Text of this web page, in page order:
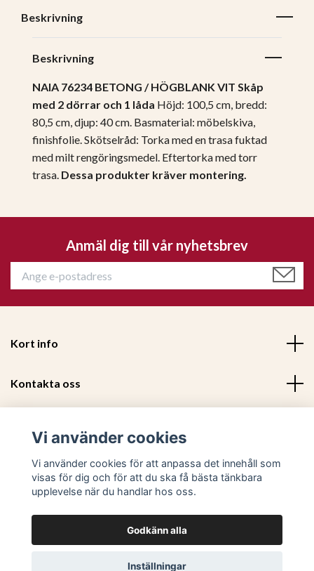
Beskrivning
Beskrivning
NAIA 76234 BETONG / HÖGBLANK VIT Skåp
med 2 dörrar och 1 låda Höjd: 100,5 cm, bredd:
80,5 cm, djup: 40 cm. Basmaterial: möbelskiva,
finishfolie. Skötselråd: Torka med en trasa fuktad
med milt rengöringsmedel. Eftertorka med torr
trasa. Dessa produkter kräver montering.
Anmäl dig till vår nyhetsbrev
Kort info
Kontakta oss
Sociala medier
© 2026 Trendiga Möbler - Utvalda och prisvärda trendiga m
Vi använder cookies
Vi använder cookies för att anpassa det innehåll som
visas för dig och för att du ska få bästa tänkbara
upplevelse när du handlar hos oss.
Godkänn alla
Inställningar